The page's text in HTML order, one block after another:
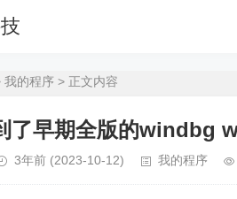
我的程序 > 正文内容
了早期全版的windbg
3年前 (2023-10-12) 我的程序